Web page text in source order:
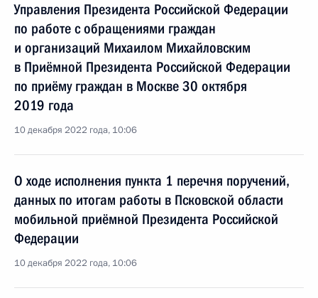
Управления Президента Российской Федерации
по работе с обращениями граждан
и организаций Михаилом Михайловским
в Приёмной Президента Российской Федерации
по приёму граждан в Москве 30 октября
2019 года
10 декабря 2022 года, 10:06
О ходе исполнения пункта 1 перечня поручений,
данных по итогам работы в Псковской области
мобильной приёмной Президента Российской
Федерации
10 декабря 2022 года, 10:06